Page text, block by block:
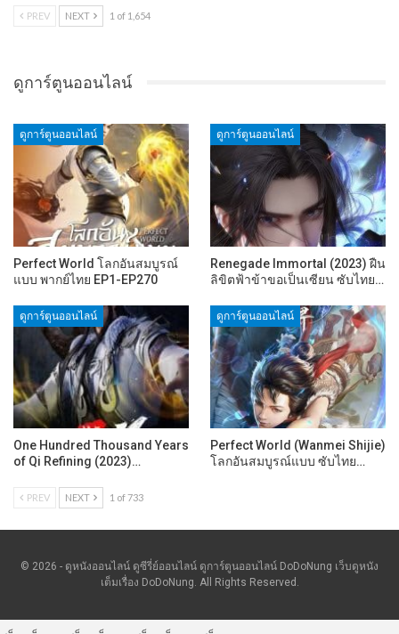
PREV NEXT 1 of 1,654
ดูการ์ตูนออนไลน์
ดูการ์ตูนออนไลน์
Perfect World โลกอันสมบูรณ์
แบบ พากย์ไทย EP1-EP270
ดูการ์ตูนออนไลน์
Renegade Immortal (2023) ฝืน
ลิขิตฟ้าข้าขอเป็นเซียน ซับไทย…
ดูการ์ตูนออนไลน์
One Hundred Thousand Years
of Qi Refining (2023)…
ดูการ์ตูนออนไลน์
Perfect World (Wanmei Shijie)
โลกอันสมบูรณ์แบบ ซับไทย…
PREV NEXT 1 of 733
© 2026 - ดูหนังออนไลน์ ดูซีรี่ย์ออนไลน์ ดูการ์ตูนออนไลน์ DoDoNung เว็บดูหนัง
เต็มเรื่อง DoDoNung. All Rights Reserved.